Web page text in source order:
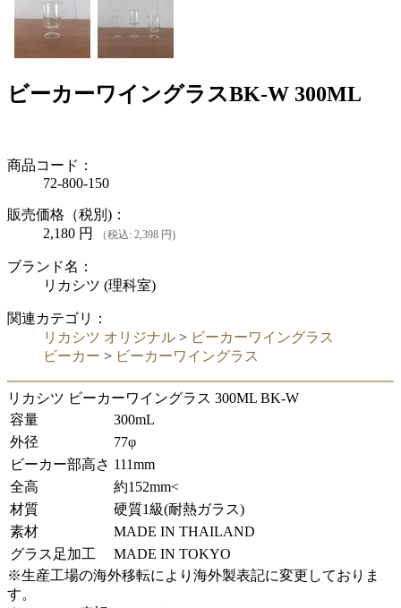
ビーカーワイングラスBK-W 300ML
商品コード：
72-800-150
販売価格（税別)：
2,180 円 （税込: 2,398 円)
ブランド名：
リカシツ (理科室)
関連カテゴリ：
リカシツ オリジナル > ビーカーワイングラス
ビーカー > ビーカーワイングラス
リカシツ ビーカーワイングラス 300ML BK-W
容量
300mL
外径
77φ
ビーカー部高さ 111mm
全高
約152mm<
材質
硬質1級(耐熱ガラス)
素材
MADE IN THAILAND
グラス足加工
MADE IN TOKYO
※生産工場の海外移転により海外製表記に変更しておりま
す。